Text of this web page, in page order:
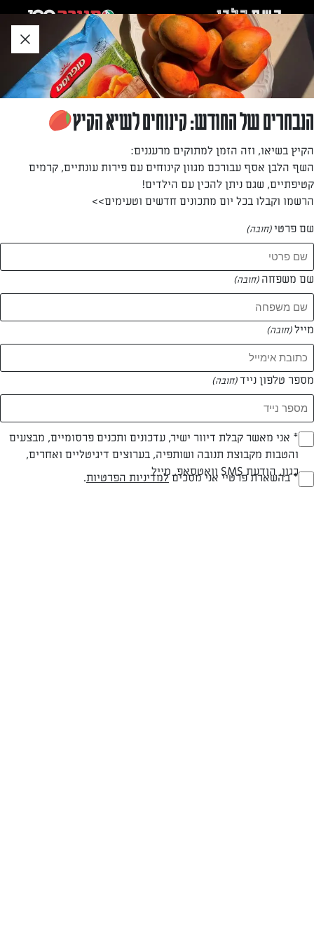
לאזור
תוכן
תחתון
חזרה לעמוד הבית
מריסה גולדמברג
—
המתכונים של
1 מתכונים
אלפחורס כשר לפסח
הנבחרים של החודש: קינוחים לשיא הקיץ
הקיץ בשיאו, וזה הזמן למתוקים מרעננים:
השף הלבן אסף עבורכם מגוון קינוחים עם פירות עונתיים, קרמים
קטיפתיים, שגם ניתן להכין עם הילדים!
הרשמו וקבלו בכל יום מתכונים חדשים וטעימים>>
שם פרטי(חובה)
שם משפחה (חובה)
מייל(חובה)
מספר טלפון נייד(חובה)
Opt_In
(חובה)
* אני מאשר קבלת דיוור ישיר, עדכונים ותכנים פרסומיים, מבצעים
והטבות מקבוצת תנובה ושותפיה, בערוצים דיגיטליים ואחרים,
כגון, הודעת SMS וואטסאפ, מייל
RegulationsApproved
* בהשארת פרטיי אני מסכיםלמדיניות הפרטיות.